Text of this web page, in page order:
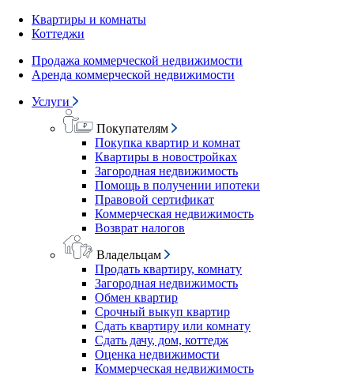
Квартиры и комнаты
Коттеджи
Продажа коммерческой недвижимости
Аренда коммерческой недвижимости
Услуги
Покупателям
Покупка квартир и комнат
Квартиры в новостройках
Загородная недвижимость
Помощь в получении ипотеки
Правовой сертификат
Коммерческая недвижимость
Возврат налогов
Владельцам
Продать квартиру, комнату
Загородная недвижимость
Обмен квартир
Срочный выкуп квартир
Сдать квартиру или комнату
Сдать дачу, дом, коттедж
Оценка недвижимости
Коммерческая недвижимость